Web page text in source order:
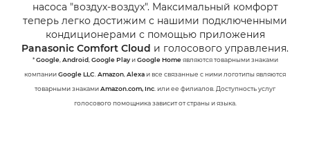
насоса "воздух-воздух". Максимальный комфорт
теперь легко достижим с нашими подключенными
кондиционерами с помощью приложения
Panasonic Comfort Cloud и голосового управления.
*Google,Android,Google Play иGoogle Homeявляются товарными знаками
компанииGoogle LLC.Amazon,Alexa и все связанные с ними логотипы являются
товарными знакамиAmazon.com, Inc. или ее филиалов. Доступность услуг
голосового помощника зависит от страны и языка.